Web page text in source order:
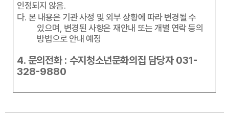
인정되지 않음.
다. 본 내용은 기관 사정 및 외부 상황에 따라 변경될 수
있으며 , 변경된 사항은 재안내 또는 개별 연락 등의
방법으로 안내 예정
4. 문의전화 : 수지청소년문화의집 담당자 031-
328-9880